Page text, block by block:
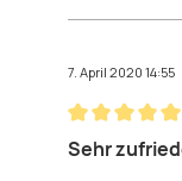
7. April 2020 14:55
Bewertung mit
Sehr